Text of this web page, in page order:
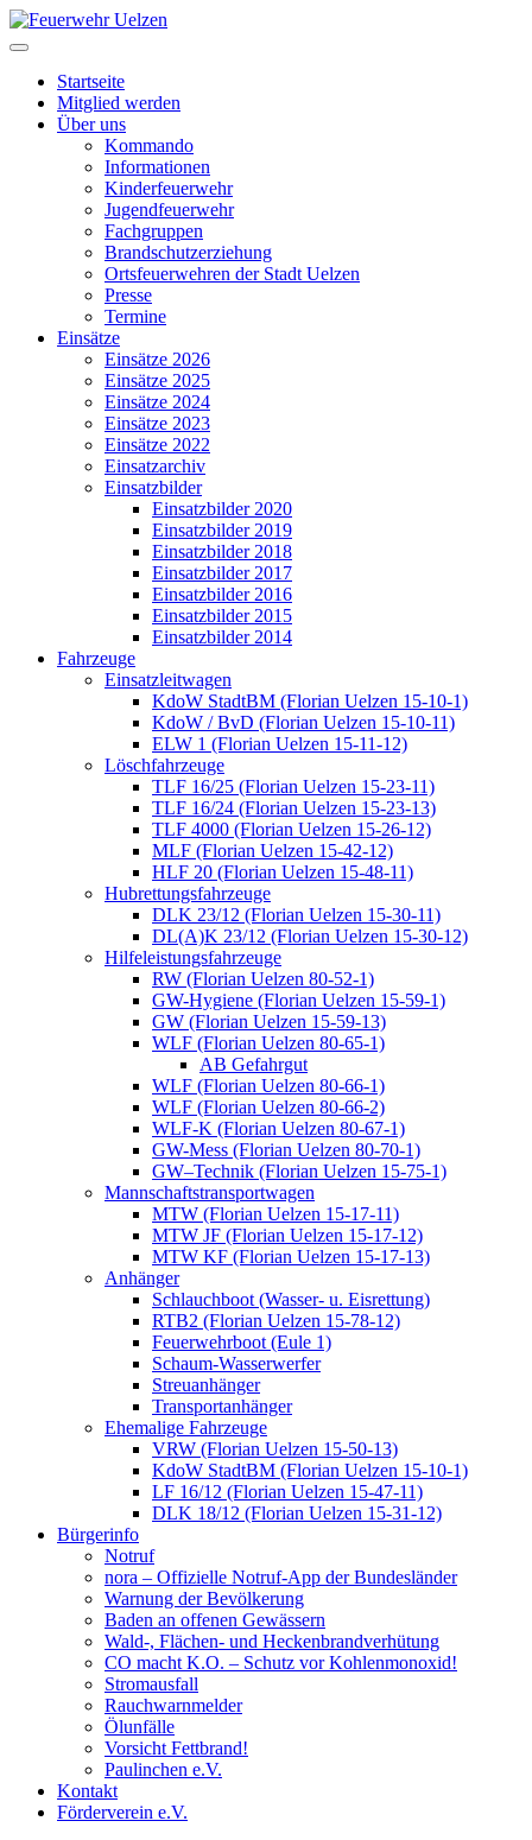
Startseite
Mitglied werden
Über uns
Kommando
Informationen
Kinderfeuerwehr
Jugendfeuerwehr
Fachgruppen
Brandschutzerziehung
Ortsfeuerwehren der Stadt Uelzen
Presse
Termine
Einsätze
Einsätze 2026
Einsätze 2025
Einsätze 2024
Einsätze 2023
Einsätze 2022
Einsatzarchiv
Einsatzbilder
Einsatzbilder 2020
Einsatzbilder 2019
Einsatzbilder 2018
Einsatzbilder 2017
Einsatzbilder 2016
Einsatzbilder 2015
Einsatzbilder 2014
Fahrzeuge
Einsatzleitwagen
KdoW StadtBM (Florian Uelzen 15-10-1)
KdoW / BvD (Florian Uelzen 15-10-11)
ELW 1 (Florian Uelzen 15-11-12)
Löschfahrzeuge
TLF 16/25 (Florian Uelzen 15-23-11)
TLF 16/24 (Florian Uelzen 15-23-13)
TLF 4000 (Florian Uelzen 15-26-12)
MLF (Florian Uelzen 15-42-12)
HLF 20 (Florian Uelzen 15-48-11)
Hubrettungsfahrzeuge
DLK 23/12 (Florian Uelzen 15-30-11)
DL(A)K 23/12 (Florian Uelzen 15-30-12)
Hilfeleistungsfahrzeuge
RW (Florian Uelzen 80-52-1)
GW-Hygiene (Florian Uelzen 15-59-1)
GW (Florian Uelzen 15-59-13)
WLF (Florian Uelzen 80-65-1)
AB Gefahrgut
WLF (Florian Uelzen 80-66-1)
WLF (Florian Uelzen 80-66-2)
WLF-K (Florian Uelzen 80-67-1)
GW-Mess (Florian Uelzen 80-70-1)
GW–Technik (Florian Uelzen 15-75-1)
Mannschaftstransportwagen
MTW (Florian Uelzen 15-17-11)
MTW JF (Florian Uelzen 15-17-12)
MTW KF (Florian Uelzen 15-17-13)
Anhänger
Schlauchboot (Wasser- u. Eisrettung)
RTB2 (Florian Uelzen 15-78-12)
Feuerwehrboot (Eule 1)
Schaum-Wasserwerfer
Streuanhänger
Transportanhänger
Ehemalige Fahrzeuge
VRW (Florian Uelzen 15-50-13)
KdoW StadtBM (Florian Uelzen 15-10-1)
LF 16/12 (Florian Uelzen 15-47-11)
DLK 18/12 (Florian Uelzen 15-31-12)
Bürgerinfo
Notruf
nora – Offizielle Notruf-App der Bundesländer
Warnung der Bevölkerung
Baden an offenen Gewässern
Wald-, Flächen- und Heckenbrandverhütung
CO macht K.O. – Schutz vor Kohlenmonoxid!
Stromausfall
Rauchwarnmelder
Ölunfälle
Vorsicht Fettbrand!
Paulinchen e.V.
Kontakt
Förderverein e.V.